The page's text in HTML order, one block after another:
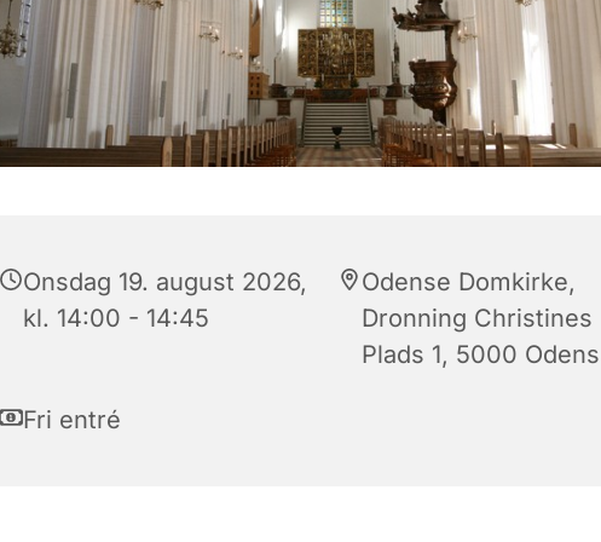
Onsdag 19. august 2026,
kl. 14:00 - 14:45
Odense Domkirke,
Dronning Christines
Plads 1, 5000
Fri entré